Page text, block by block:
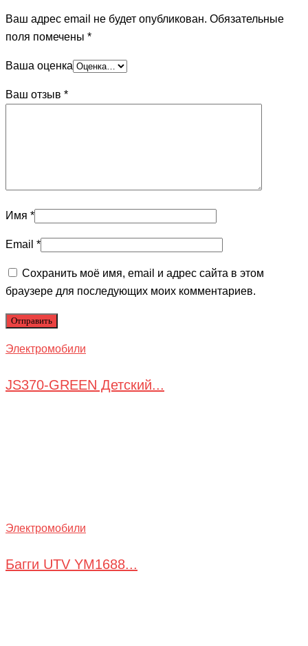
Ваш адрес email не будет опубликован. Обязательные
поля помечены *
Ваша оценка
Ваш отзыв *
Имя *
Email *
Сохранить моё имя, email и адрес сайта в этом
браузере для последующих моих комментариев.
Электромобили
JS370-GREEN Детский...
Электромобили
Багги UTV YM1688...